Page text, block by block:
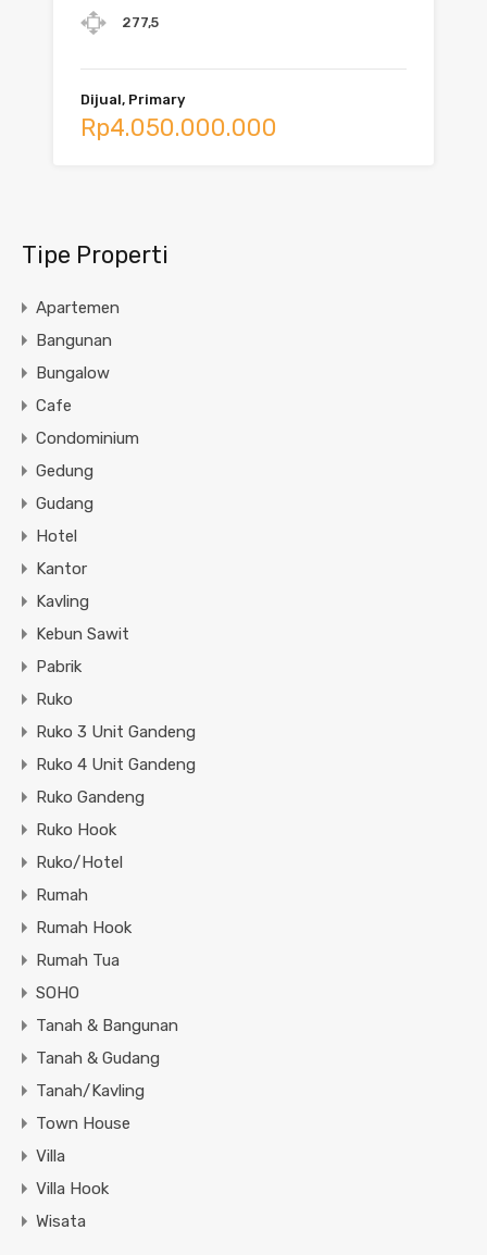
277,5
Dijual, Primary
Rp4.050.000.000
Tipe Properti
Apartemen
Bangunan
Bungalow
Cafe
Condominium
Gedung
Gudang
Hotel
Kantor
Kavling
Kebun Sawit
Pabrik
Ruko
Ruko 3 Unit Gandeng
Ruko 4 Unit Gandeng
Ruko Gandeng
Ruko Hook
Ruko/Hotel
Rumah
Rumah Hook
Rumah Tua
SOHO
Tanah & Bangunan
Tanah & Gudang
Tanah/Kavling
Town House
Villa
Villa Hook
Wisata